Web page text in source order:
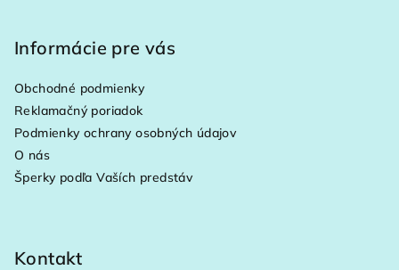
Informácie pre vás
Obchodné podmienky
Reklamačný poriadok
Podmienky ochrany osobných údajov
O nás
Šperky podľa Vaších predstáv
Kontakt